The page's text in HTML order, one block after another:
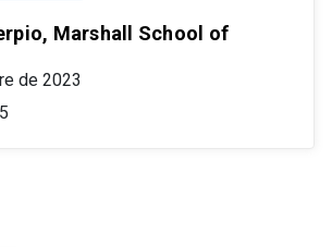
Marshall School of
de 2023